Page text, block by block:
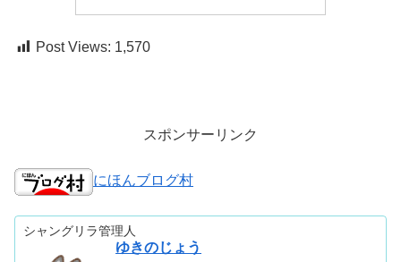
Post Views: 1,570
スポンサーリンク
にほんブログ村
シャングリラ管理人
ゆきのじょう